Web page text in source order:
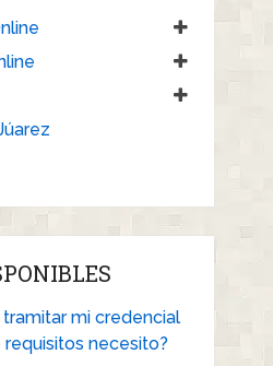
mi credencial
requisitos necesito?